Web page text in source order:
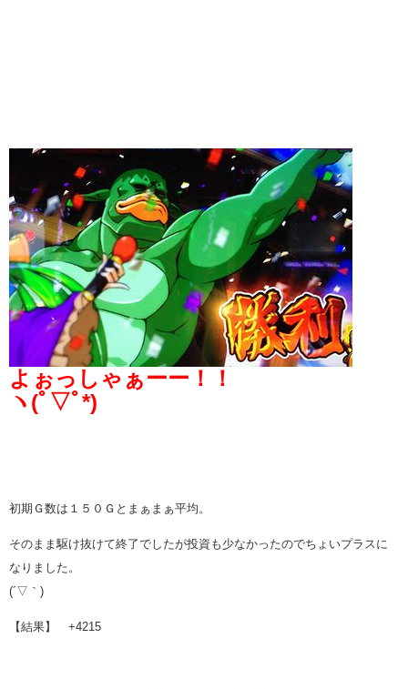
よぉっしゃぁーー！！
ヽ(ﾟ▽ﾟ*)
初期Ｇ数は１５０Ｇとまぁまぁ平均。
そのまま駆け抜けて終了でしたが投資も少なかったのでちょいプラスに
なりました。
(´▽｀)
【結果】 +4215